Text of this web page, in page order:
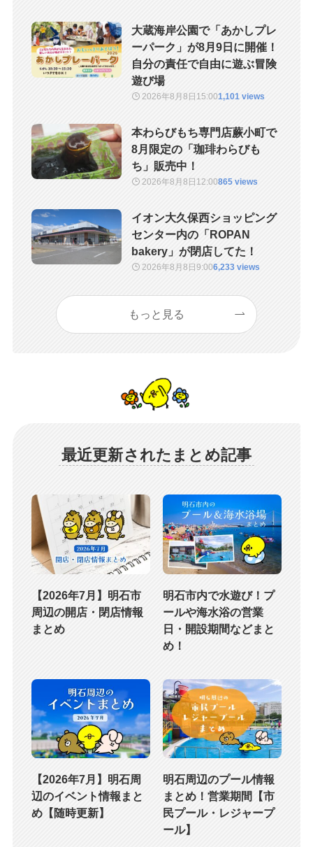
大蔵海岸公園で「あかしプレ
ーパーク」が8月9日に開催！
自分の責任で自由に遊ぶ冒険
遊び場
2026年8月8日 15:001,101 views
本わらびもち専門店蕨小町で
8月限定の「珈琲わらびも
ち」販売中！
2026年8月8日 12:00865 views
イオン大久保西ショッピング
センター内の「ROPAN
bakery」が閉店してた！
2026年8月8日 9:006,233 views
もっと見る
最近更新されたまとめ記事
【2026年7月】明石市
周辺の開店・閉店情報
まとめ
明石市内で水遊び！プ
ールや海水浴の営業
日・開設期間などまと
め！
【2026年7月】明石周
辺のイベント情報まと
め【随時更新】
明石周辺のプール情報
まとめ！営業期間【市
民プール・レジャープ
ール】